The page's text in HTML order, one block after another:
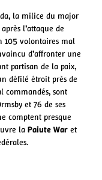
la milice du major
après l’attaque de
105 volontaires mal
d’affronter une
partisan de la paix,
défilé étroit près de
commandés, sont
et 76 de ses
comptent presque
la Paiute War et